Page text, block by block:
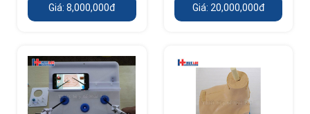
Giá: 8,000,000đ Giá: 20,000,000đ